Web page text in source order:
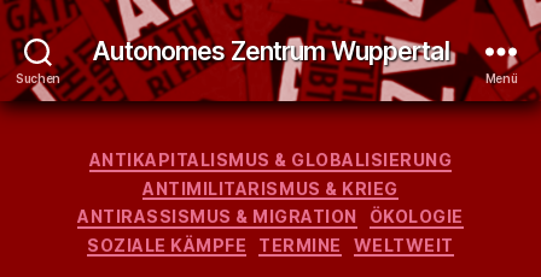
Suchen
Autonomes Zentrum Wuppertal
Menü
Kategorien
ANTIKAPITALISMUS & GLOBALISIERUNG
ANTIMILITARISMUS & KRIEG
ANTIRASSISMUS & MIGRATION
ÖKOLOGIE
SOZIALE KÄMPFE
TERMINE WELTWEIT